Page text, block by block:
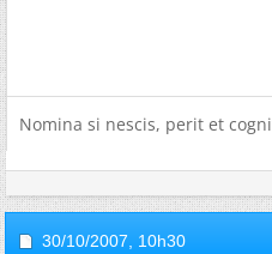
Nomina si nescis, perit et
30/10/2007, 10h30